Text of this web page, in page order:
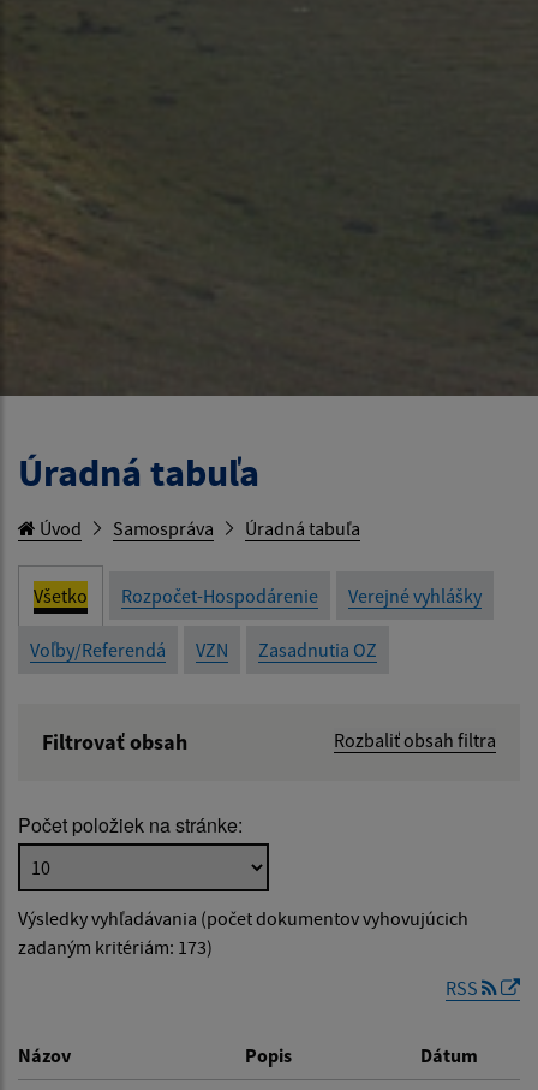
Úradná tabuľa
Úvod Samospráva Úradná tabuľa
Všetko Rozpočet-Hospodárenie Verejné vyhlášky
Voľby/Referendá VZN Zasadnutia OZ
Filtrovať obsah Rozbaliť obsah filtra
Popis:
Dátum zverejnenia od:
Počet položiek na stránke:
Výsledky vyhľadávania (počet dokumentov vyhovujúcich
zadaným kritériám: 173)
RSS
Názov Popis Dátum